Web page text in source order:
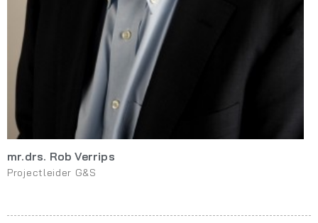
mr.drs. Rob Verrips
Projectleider G&S